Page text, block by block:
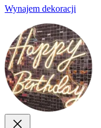
Wynajem dekoracji